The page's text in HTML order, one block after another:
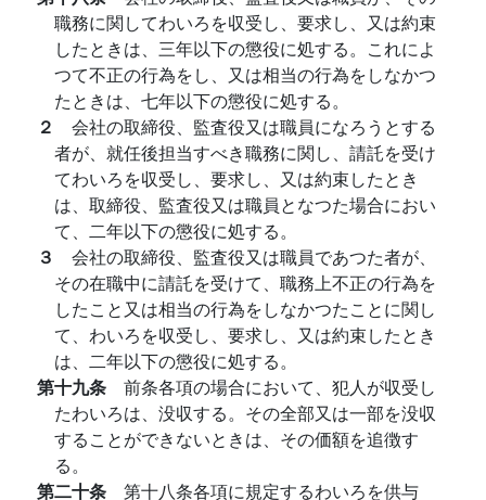
職務に関してわいろを収受し、要求し、又は約束
したときは、三年以下の懲役に処する。これによ
つて不正の行為をし、又は相当の行為をしなかつ
たときは、七年以下の懲役に処する。
２ 会社の取締役、監査役又は職員になろうとする
者が、就任後担当すべき職務に関し、請託を受け
てわいろを収受し、要求し、又は約束したとき
は、取締役、監査役又は職員となつた場合におい
て、二年以下の懲役に処する。
３ 会社の取締役、監査役又は職員であつた者が、
その在職中に請託を受けて、職務上不正の行為を
したこと又は相当の行為をしなかつたことに関し
て、わいろを収受し、要求し、又は約束したとき
は、二年以下の懲役に処する。
第十九条 前条各項の場合において、犯人が収受し
たわいろは、没収する。その全部又は一部を没収
することができないときは、その価額を追徴す
る。
第二十条 第十八条各項に規定するわいろを供与